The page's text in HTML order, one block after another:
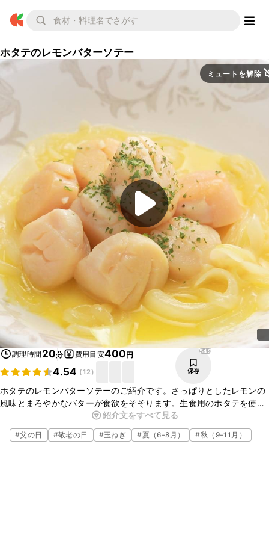
ホタテのレモンバターソテー
ミュートを解除
調理時間 20分 費用目安400円
4.54 (12)
549
保存
ホタテのレモンバターソテーのご紹介です。さっぱりとしたレモンの
風味とまろやかなバターが食欲をそそります。生食用のホタテを使用
して、さっと加熱することでプリプリの食感が味わえますよ。ぜひお
試しくださいね。
紹介文をすべて見る
#父の日 #敬老の日 #玉ねぎ #夏（6–8月） #秋（9–11月）